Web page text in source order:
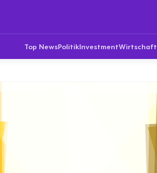
Top NewsPolitikInvestmentWirtschaft